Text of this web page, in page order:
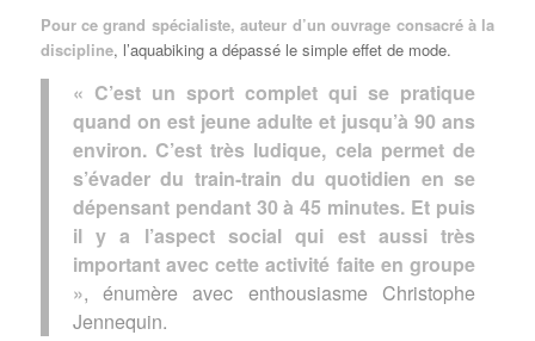
Pour ce grand spécialiste, auteur d’unouvrage consacré à la
discipline, l’aquabiking a dépassé le simple effet de mode.
« C’est un sport complet qui se pratique
quand on est jeune adulte et jusqu’à 90 ans
environ. C’est très ludique, cela permet de
s’évader du train-train du quotidien en se
dépensant pendant 30 à 45 minutes. Et puis
il y a l’aspect social qui est aussi très
important avec cette activité faite en groupe
», énumère avec enthousiasme Christophe
Jennequin.